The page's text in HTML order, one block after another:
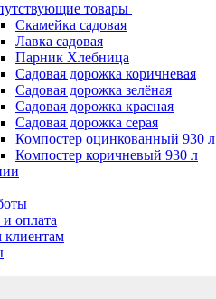
товары
Скамейка садовая
Лавка садовая
Парник Хлебница
Садовая дорожка коричневая
Садовая дорожка зелёная
Садовая дорожка красная
Садовая дорожка серая
Компостер оцинкованный 930 л
Компостер коричневый 930 л
и оплата